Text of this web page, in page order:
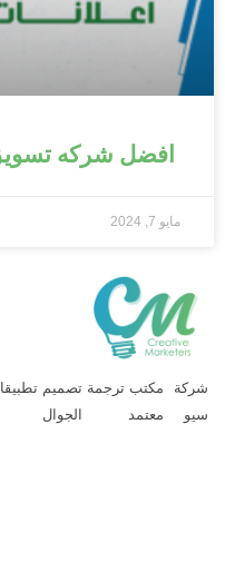
افضل شركه تسويق
مايو 7, 2024
مكتب ترجمة
معتمد
تصميم تطبيقات
الجوال